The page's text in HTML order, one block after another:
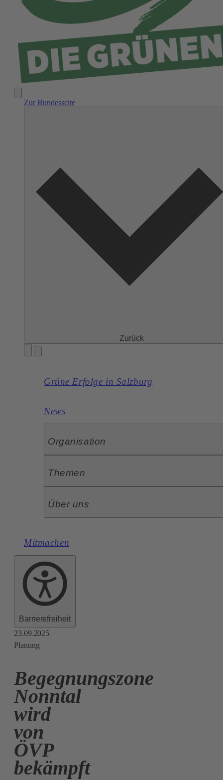
Zur Bundesseite
Zurück
Grüne Erfolge in Salzburg
News
Organisation
Themen
Über uns
Mitmachen
Barrierefreiheit
23.09.2025
Planung
Begegnungszone
Nonntal
wird
von
ÖVP
bekämpft